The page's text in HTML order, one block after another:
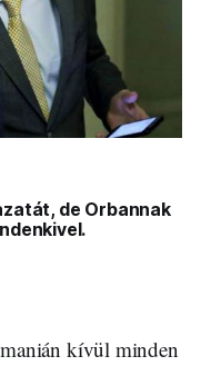
de Orbannak
kívül minden